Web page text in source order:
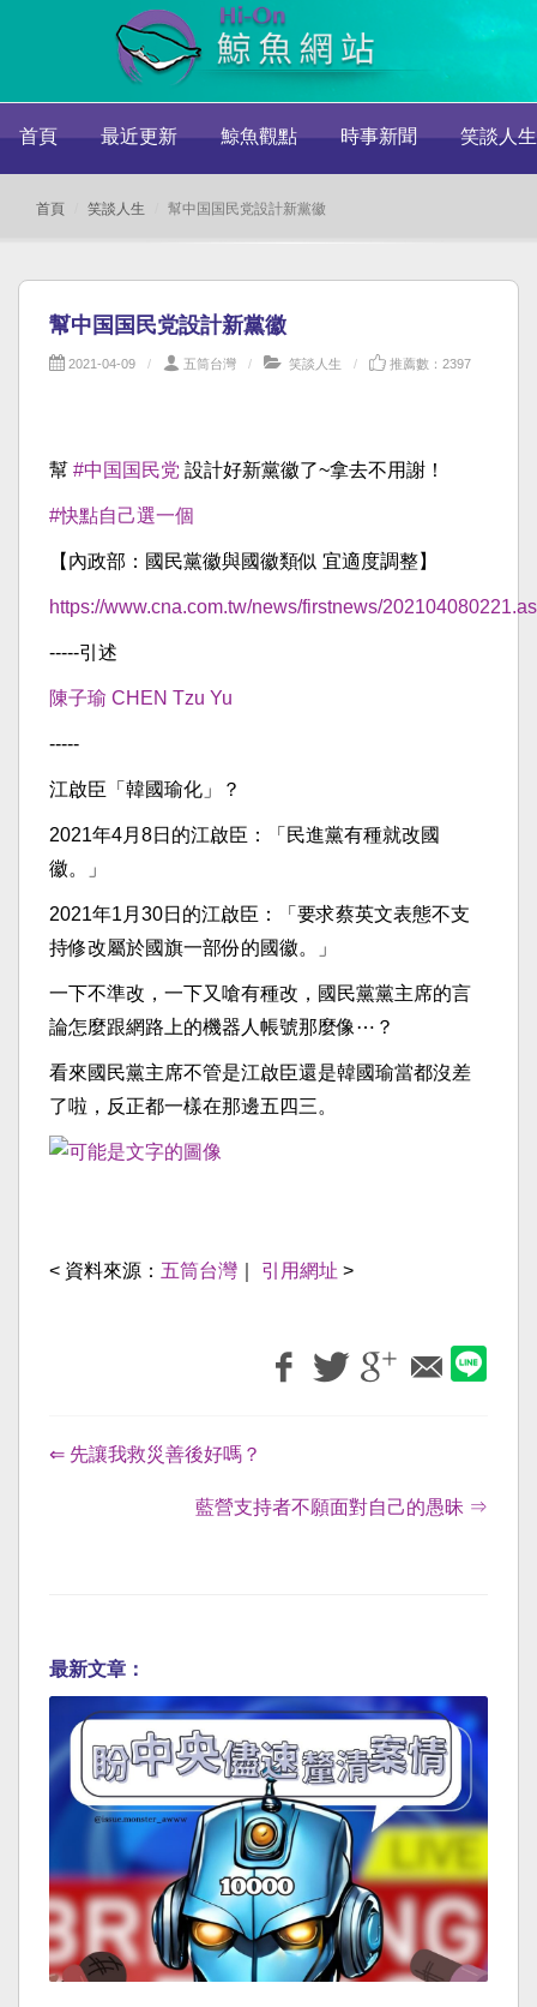
首頁 最近更新 鯨魚觀點 時事新聞 笑談人生
首頁 笑談人生 幫中国国民党設計新黨徽
幫中国国民党設計新黨徽
2021-04-09 五筒台灣 笑談人生 推薦數：2397
幫 #中国国民党 設計好新黨徽了~拿去不用謝！
#快點自己選一個
【內政部：國民黨徽與國徽類似 宜適度調整】
https://www.cna.com.tw/news/firstnews/
-----引述
陳子瑜 CHEN Tzu Yu
-----
江啟臣「韓國瑜化」？
2021年4月8日的江啟臣：「民進黨有種就改國
徽。」
2021年1月30日的江啟臣：「要求蔡英文表態不支
持修改屬於國旗一部份的國徽。」
一下不準改，一下又嗆有種改，國民黨黨主席的言
論怎麼跟網路上的機器人帳號那麼像⋯？
看來國民黨主席不管是江啟臣還是韓國瑜當都沒差
了啦，反正都一樣在那邊五四三。
< 資料來源： 五筒台灣 引用網址 >
⇐ 先讓我救災善後好嗎？
藍營支持者不願面對自己的愚昧 ⇒
最新文章：